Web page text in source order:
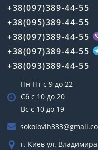
+38(097)389-44-55
+38(095)389-44-55
+38(097)389-44-55
+38(097)389-44-55
+38(093)389-44-55
Пн-Пт с 9 до 22
Сб с 10 до 20
Вс с 10 до 19
г. Киев ул.